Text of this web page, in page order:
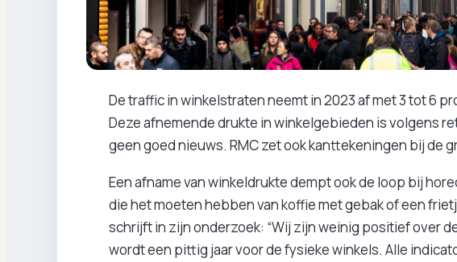
De traffic in winkelstraten neemt in 2023 af met 3 tot 6
Deze afnemende drukte in winkelgebieden is volgens
geen goed nieuws. RMC zet ook kanttekeningen bij de
Een afname van winkeldrukte dempt ook de loop bij
die het moeten hebben van koffie met gebak of een
schrijft in zijn onderzoek: “Wij zijn weinig positief over
wordt een pittig jaar voor de fysieke winkels. Alle